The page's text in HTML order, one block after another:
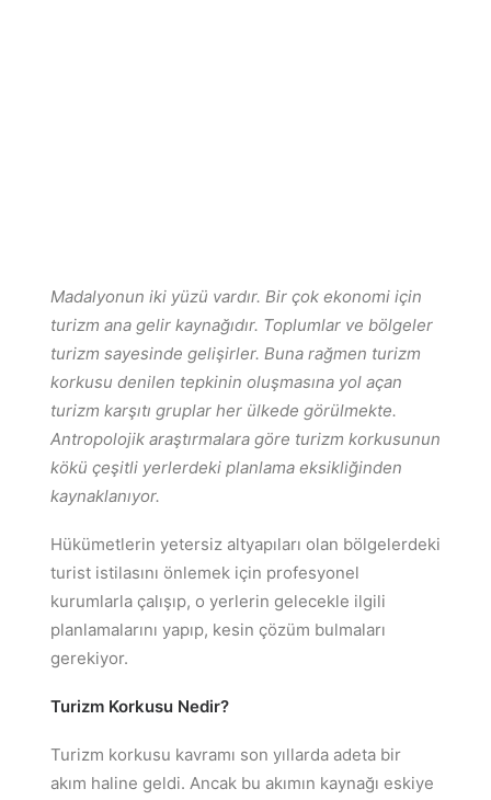
Madalyonun iki yüzü vardır. Bir çok ekonomi için
turizm ana gelir kaynağıdır. Toplumlar ve bölgeler
turizm sayesinde gelişirler. Buna rağmen turizm
korkusu denilen tepkinin oluşmasına yol açan
turizm karşıtı gruplar her ülkede görülmekte.
Antropolojik araştırmalara göre turizm korkusunun
kökü çeşitli yerlerdeki planlama eksikliğinden
kaynaklanıyor.
Hükümetlerin yetersiz altyapıları olan bölgelerdeki
turist istilasını önlemek için profesyonel
kurumlarla çalışıp, o yerlerin gelecekle ilgili
planlamalarını yapıp, kesin çözüm bulmaları
gerekiyor.
Turizm Korkusu Nedir?
Turizm korkusu kavramı son yıllarda adeta bir
akım haline geldi. Ancak bu akımın kaynağı eskiye